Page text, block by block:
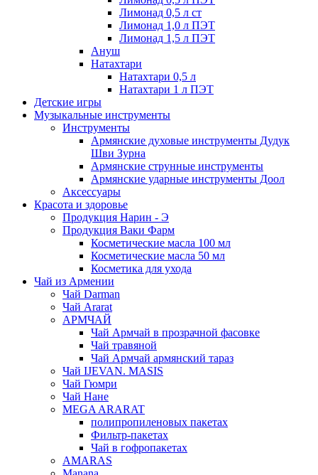
Лимонад 0,5 л ст
Лимонад 1,0 л ПЭТ
Лимонад 1,5 л ПЭТ
Ануш
Натахтари
Натахтари 0,5 л
Натахтари 1 л ПЭТ
Детские игры
Музыкальные инструменты
Инструменты
Армянские духовые инструменты Дудук
Шви Зурна
Армянские струнные инструменты
Армянские ударные инструменты Доол
Аксессуары
Красота и здоровье
Продукция Нарин - Э
Продукция Ваки Фарм
Косметические масла 100 мл
Косметические масла 50 мл
Косметика для ухода
Чай из Армении
Чай Darman
Чай Ararat
АРМЧАЙ
Чай Армчай в прозрачной фасовке
Чай травяной
Чай Армчай армянский тараз
Чай IJEVAN. MASIS
Чай Гюмри
Чай Нане
MEGA ARARAT
полипропиленовых пакетах
Фильтр-пакетах
Чай в гофропакетах
AMARAS